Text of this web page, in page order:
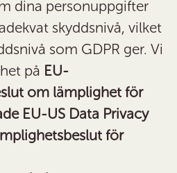
dina personuppgifter
skyddsnivå, vilket
som GDPR ger. Vi
på EU-
om lämplighet för
EU-US Data Privacy
för